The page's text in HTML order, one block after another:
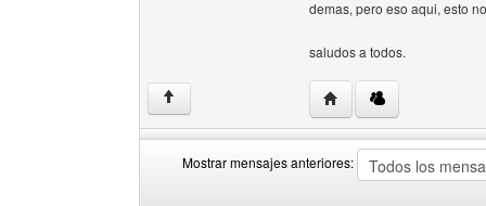
demas, pero eso aqui, esto
saludos a todos.
↑ Visitar sitio web del
Mostrar mensajes anteriores: